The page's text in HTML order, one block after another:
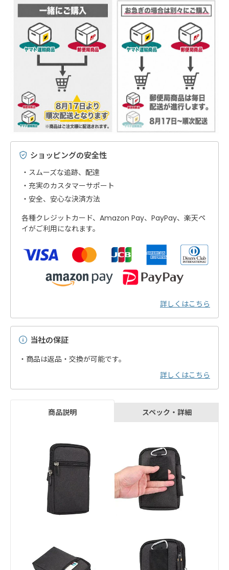
商品説明 スペック・詳細
ショッピングの安全性
スムーズな追跡、配達
充実のカスタマーサポート
安全、安心な決済方法
各種クレジットカード、Amazon Pay、PayPay、楽天ペ
イがご利用になれます。
詳しくはこちら
当社の保証
・商品は返品・交換が可能です。
詳しくはこちら